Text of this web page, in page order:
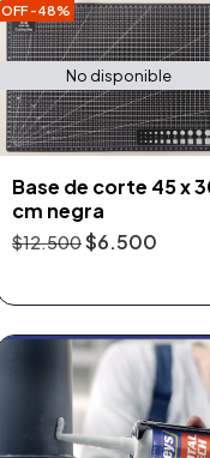
OFF -48%
No disponible
Base de corte 45 x
cm negra
$12.500$6.500